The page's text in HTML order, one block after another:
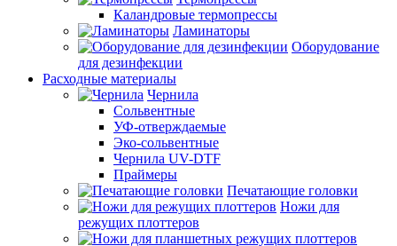
Каландровые термопрессы
Ламинаторы
Оборудование
для дезинфекции
Расходные материалы
Чернила
Сольвентные
УФ-отверждаемые
Эко-сольвентные
Чернила UV-DTF
Праймеры
Печатающие головки
Ножи для
режущих плоттеров